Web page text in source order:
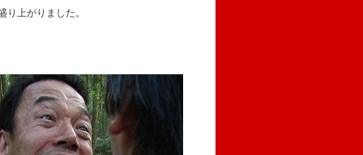
上がりました。